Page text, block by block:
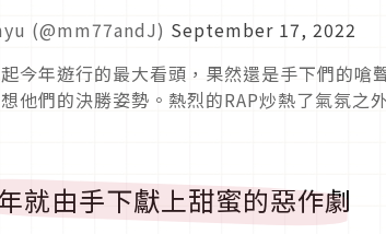
(@mm77andJ) September 17, 2022
今年遊行的最大看頭，果然還是手下們的
他們的決勝姿勢。熱烈的RAP炒熱了氣氛之
就由手下獻上甜蜜的惡作劇